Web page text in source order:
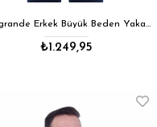
Mocgrande Erkek Büyük Beden Yaka Düğmeli Cepsiz Noktalı Gömlek 11360 LACIVERT
₺1.249,95